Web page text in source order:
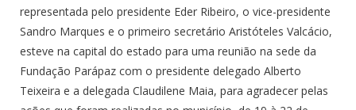
representada pelo presidente Eder Ribeiro, o vice-presidente
Sandro Marques e o primeiro secretário Aristóteles Valcácio,
esteve na capital do estado para uma reunião na sede da
Fundação Parápaz com o presidente delegado Alberto
Teixeira e a delegada Claudilene Maia, para agradecer pelas